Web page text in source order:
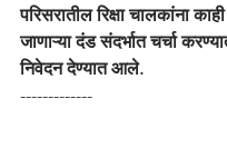
परिसरातील रिक्षा चालकांना
जाणाऱ्या दंड संदर्भात चर्चा
निवेदन देण्यात आले.
-------------